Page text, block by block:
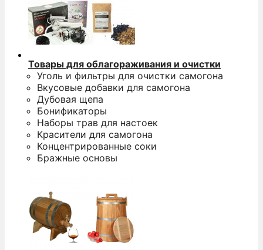
Товары для облагораживания и очистки
Уголь и фильтры для очистки самогона
Вкусовые добавки для самогона
Дубовая щепа
Бонификаторы
Наборы трав для настоек
Красители для самогона
Концентрированные соки
Бражные основы